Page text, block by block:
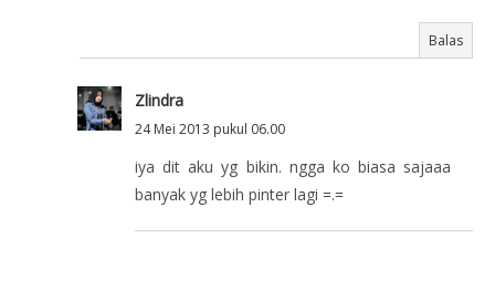
Balas
Zlindra
24 Mei 2013 pukul 06.00
iya dit aku yg bikin. ngga ko biasa sajaaa
banyak yg lebih pinter lagi =.=